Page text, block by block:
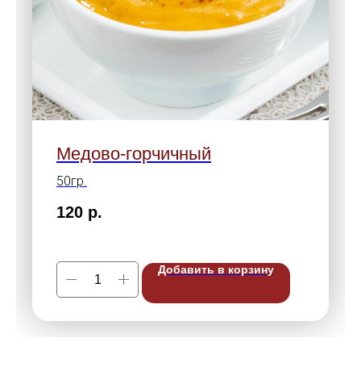
Медово-горчичный
50гр.
120 р.
Добавить в корзину